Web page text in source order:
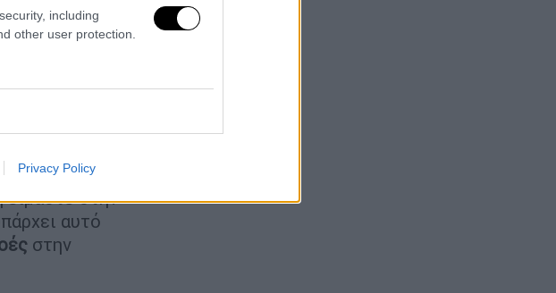
including
other user protection.
Privacy Policy
από 2.000.
εμπόλεμη
στην
είμαστε στην
αυτό
στην